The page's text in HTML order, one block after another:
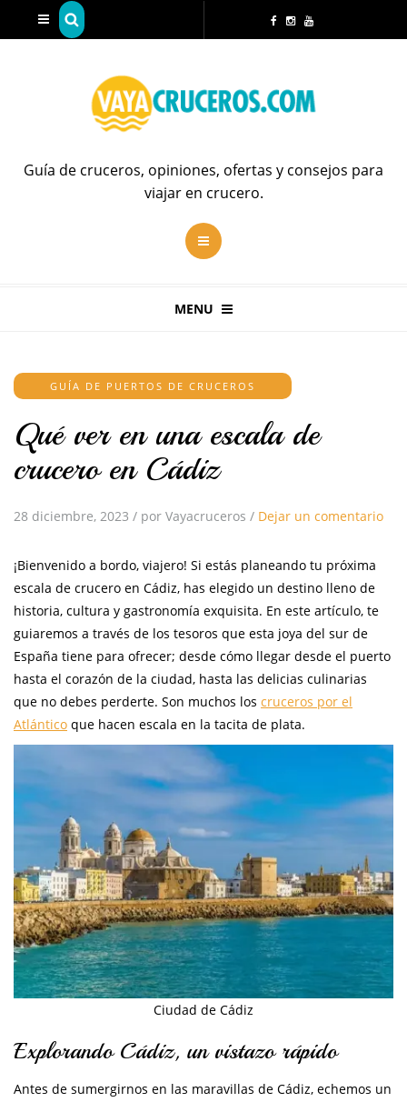
Guía de cruceros, opiniones, ofertas y consejos para
viajar en crucero.
MENU
GUÍA DE PUERTOS DE CRUCEROS
Qué ver en una escala de
crucero en Cádiz
28 diciembre, 2023 / por Vayacruceros / Dejar un comentario
¡Bienvenido a bordo, viajero! Si estás planeando tu próxima
escala de crucero en Cádiz, has elegido un destino lleno de
historia, cultura y gastronomía exquisita. En este artículo, te
guiaremos a través de los tesoros que esta joya del sur de
España tiene para ofrecer; desde cómo llegar desde el puerto
hasta el corazón de la ciudad, hasta las delicias culinarias
que no debes perderte. Son muchos los cruceros por el
Atlántico que hacen escala en la tacita de plata.
Ciudad de Cádiz
Explorando Cádiz, un vistazo rápido
Antes de sumergirnos en las maravillas de Cádiz, echemos un